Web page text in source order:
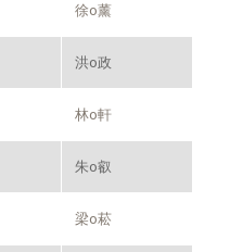
徐o薰
洪o政
林o軒
朱o叡
梁o菘